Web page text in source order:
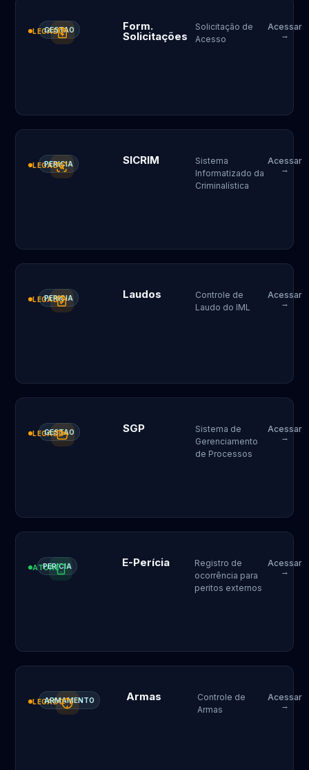
LEGADO
GESTAO Form.
Solicitações
Solicitação de
Acesso
Acessar
→
LEGADO
PERICIA SICRIM
Sistema
Informatizado da
Criminalística
Acessar
→
LEGADO
PERICIA Laudos
Controle de
Laudo do IML
Acessar
→
LEGADO
GESTAO SGP
Sistema de
Gerenciamento
de Processos
Acessar
→
ATUAL
PERICIA E-Perícia
Registro de
ocorrência para
peritos externos
Acessar
→
LEGADO
ARMAMENTO Armas
Controle de
Armas
Acessar
→